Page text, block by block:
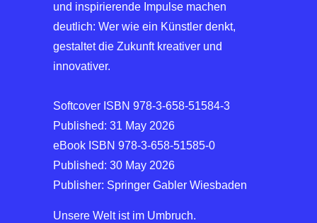
und inspirierende Impulse machen
deutlich: Wer wie ein Künstler denkt,
gestaltet die Zukunft kreativer und
innovativer.
Softcover ISBN 978-3-658-51584-3
Published: 31 May 2026
eBook ISBN 978-3-658-51585-0
Published: 30 May 2026
Publisher: Springer Gabler Wiesbaden
Unsere Welt ist im Umbruch.